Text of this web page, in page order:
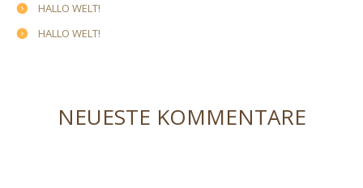
HALLO WELT!
HALLO WELT!
NEUESTE KOMMENTARE